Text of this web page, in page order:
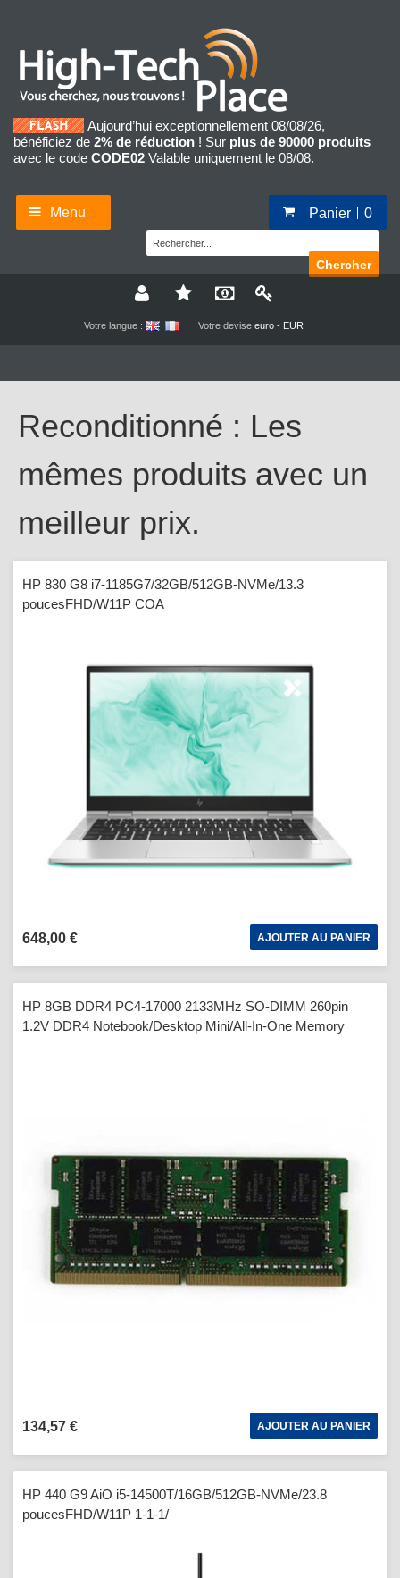
Aujourd’hui exceptionnellement 08/08/26,
bénéficiez de 2% de réduction ! Sur plus de 90000 produits
avec le code CODE02 Valable uniquement le 08/08.
Menu Panier 0
Chercher
Votre langue : Votre devise euro - EUR
Reconditionné : Les
mêmes produits avec un
meilleur prix.
HP 830 G8 i7-1185G7/32GB/512GB-NVMe/13.3
poucesFHD/W11P COA
648,00 € AJOUTER AU PANIER
HP 8GB DDR4 PC4-17000 2133MHz SO-DIMM 260pin
1.2V DDR4 Notebook/Desktop Mini/All-In-One Memory
134,57 € AJOUTER AU PANIER
HP 440 G9 AiO i5-14500T/16GB/512GB-NVMe/23.8
poucesFHD/W11P 1-1-1/